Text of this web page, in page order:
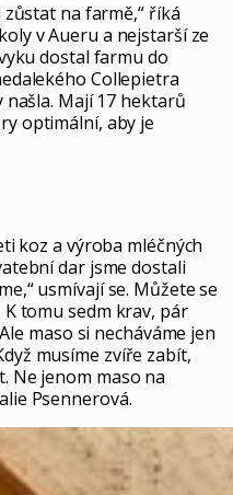
zůstat na farmě,“ říká
v Aueru a nejstarší ze
dostal farmu do
Collepietra
Mají 17 hektarů
optimální, aby je
koz a výroba mléčných
dar jsme dostali
usmívají se. Můžete se
tomu sedm krav, pár
maso si necháváme jen
musíme zvíře zabít,
Ne jenom maso na
Psennerová.